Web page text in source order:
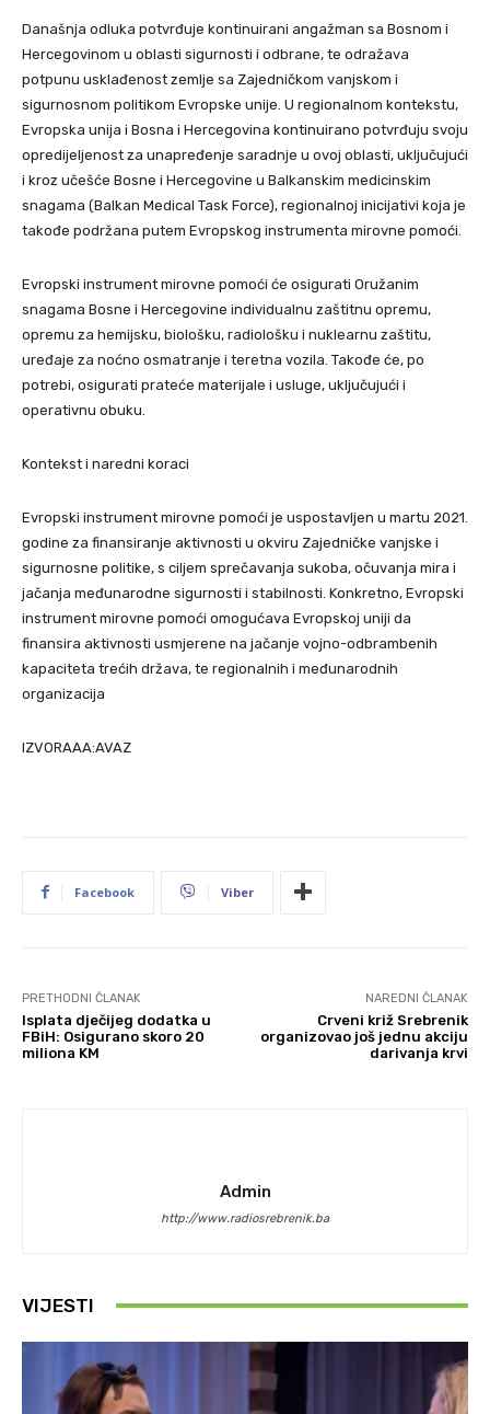
Današnja odluka potvrđuje kontinuirani angažman sa Bosnom i
Hercegovinom u oblasti sigurnosti i odbrane, te odražava
potpunu usklađenost zemlje sa Zajedničkom vanjskom i
sigurnosnom politikom Evropske unije. U regionalnom kontekstu,
Evropska unija i Bosna i Hercegovina kontinuirano potvrđuju svoju
opredijeljenost za unapređenje saradnje u ovoj oblasti, uključujući
i kroz učešće Bosne i Hercegovine u Balkanskim medicinskim
snagama (Balkan Medical Task Force), regionalnoj inicijativi koja je
takođe podržana putem Evropskog instrumenta mirovne pomoći.
Evropski instrument mirovne pomoći će osigurati Oružanim
snagama Bosne i Hercegovine individualnu zaštitnu opremu,
opremu za hemijsku, biološku, radiološku i nuklearnu zaštitu,
uređaje za noćno osmatranje i teretna vozila. Takođe će, po
potrebi, osigurati prateće materijale i usluge, uključujući i
operativnu obuku.
Kontekst i naredni koraci
Evropski instrument mirovne pomoći je uspostavljen u martu 2021.
godine za finansiranje aktivnosti u okviru Zajedničke vanjske i
sigurnosne politike, s ciljem sprečavanja sukoba, očuvanja mira i
jačanja međunarodne sigurnosti i stabilnosti. Konkretno, Evropski
instrument mirovne pomoći omogućava Evropskoj uniji da
finansira aktivnosti usmjerene na jačanje vojno-odbrambenih
kapaciteta trećih država, te regionalnih i međunarodnih
organizacija
IZVORAAA:AVAZ
Facebook Viber
PRETHODNI ČLANAK
Isplata dječijeg dodatka u
FBiH: Osigurano skoro 20
miliona KM
NAREDNI ČLANAK
Crveni križ Srebrenik
organizovao još jednu akciju
darivanja krvi
Admin
http://www.radiosrebrenik.ba
VIJESTI